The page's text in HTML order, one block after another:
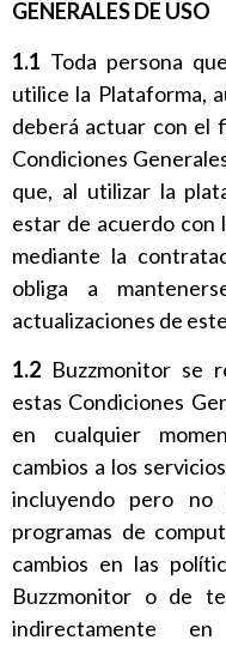
GENERALES DE USO
1.1 Toda persona
utilice la Plataforma,
deberá actuar con el
Condiciones
que, al utilizar la
estar de acuerdo con
mediante la
obliga a
actualizaciones de
1.2 Buzzmonitor se
estas Condiciones
en cualquier
cambios a los
incluyendo pero no
programas de
cambios en las
Buzzmonitor o de
indirectamente